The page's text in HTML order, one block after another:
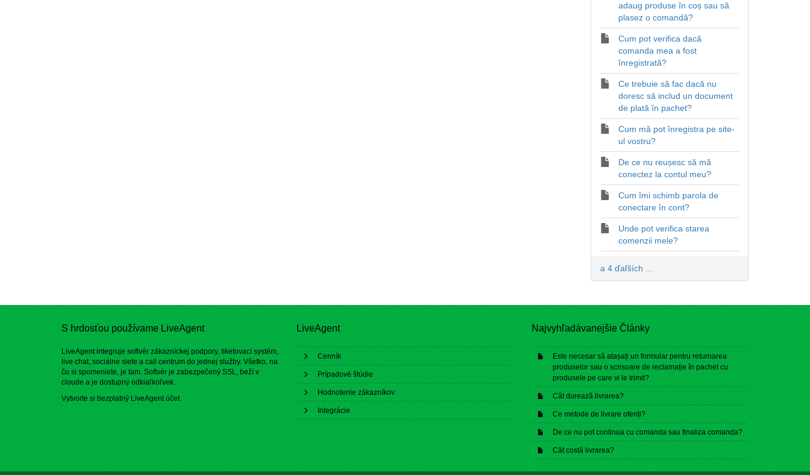
adaug produse în coș sau să
plasez o comandă?
Cum pot verifica dacă
comanda mea a fost
înregistrată?
Ce trebuie să fac dacă nu
doresc să includ un document
de plată în pachet?
Cum mă pot înregistra pe site-
ul vostru?
De ce nu reușesc să mă
conectez la contul meu?
Cum îmi schimb parola de
conectare în cont?
Unde pot verifica starea
comenzii mele?
a 4 ďaľších ...
S hrdosťou používame LiveAgent
LiveAgent integruje softvér zákazníckej podpory, tiketovací systém,
live chat, sociálne siete a call centrum do jednej služby. Všetko, na
čo si spomeniete, je tam. Softvér je zabezpečený SSL, beží v
cloude a je dostupný odkiaľkoľvek.
Vytvorte si bezplatný LiveAgent účet.
LiveAgent
Cenník
Prípadové štúdie
Hodnotenie zákazníkov
Integrácie
Najvyhľadávanejšie Články
Este necesar să atașați un formular pentru returnarea
produselor sau o scrisoare de reclamație în pachet cu
produsele pe care vi le trimit?
Cât durează livrarea?
Ce metode de livrare oferiți?
De ce nu pot continua cu comanda sau finaliza comanda?
Cât costă livrarea?